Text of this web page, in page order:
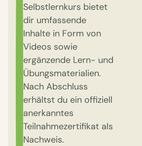
Selbstlernkurs bietet
dir umfassende
Inhalte in Form von
Videos sowie
ergänzende Lern- und
Übungsmaterialien.
Nach Abschluss
erhältst du ein offiziell
anerkanntes
Teilnahmezertifikat als
Nachweis.